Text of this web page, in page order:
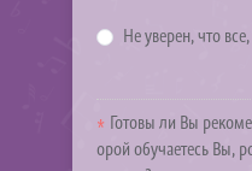
Не уверен, что
Готовы ли Вы
орой обучаетесь Вы,